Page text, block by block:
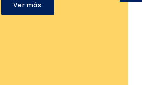
Ver más